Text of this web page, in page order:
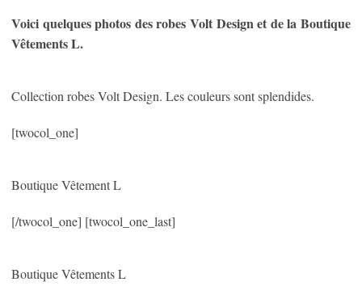
Voici quelques photos des robes Volt Design et de la Boutique
Vêtements L.
Collection robes Volt Design. Les couleurs sont splendides.
[twocol_one]
Boutique Vêtement L
[/twocol_one] [twocol_one_last]
Boutique Vêtements L